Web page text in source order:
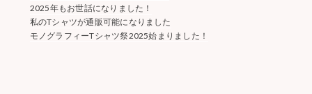
2025年もお世話になりました！
私のTシャツが通販可能になりました
モノグラフィーTシャツ祭2025始まりました！